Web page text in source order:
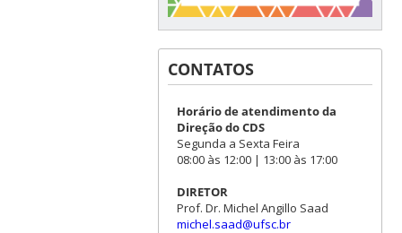
CONTATOS
Horário de atendimento da
Direção do CDS
Segunda a Sexta Feira
08:00 às 12:00 | 13:00 às 17:00
DIRETOR
Prof. Dr. Michel Angillo Saad
michel.saad@ufsc.br